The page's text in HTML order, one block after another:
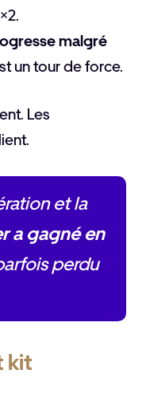
malgré
un tour de force.
Les
et la
a gagné en
perdu
kit